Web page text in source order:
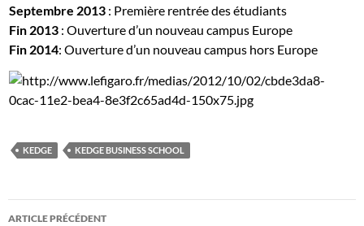
Septembre 2013 : Première rentrée des étudiants
Fin 2013 : Ouverture d’un nouveau campus Europe
Fin 2014: Ouverture d’un nouveau campus hors Europe
KEDGE KEDGE BUSINESS SCHOOL
Navigation
ARTICLE PRÉCÉDENT